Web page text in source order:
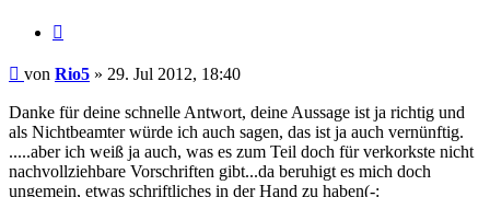
Beitrag
von Rio5 » 29. Jul 2012, 18:40
Danke für deine schnelle Antwort, deine Aussage ist ja richtig und
als Nichtbeamter würde ich auch sagen, das ist ja auch vernünftig.
.....aber ich weiß ja auch, was es zum Teil doch für verkorkste nicht
nachvollziehbare Vorschriften gibt...da beruhigt es mich doch
ungemein, etwas schriftliches in der Hand zu haben(-: